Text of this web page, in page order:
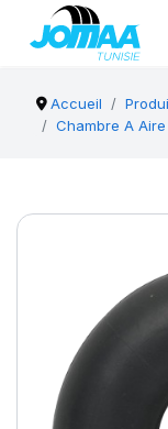
Accueil
Chambre A